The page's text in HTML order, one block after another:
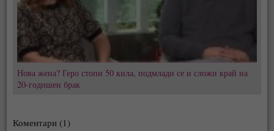
Нова жена? Геро стопи 50 кила, подмлади се и сложи край на
20-годишен брак
Коментари (1)